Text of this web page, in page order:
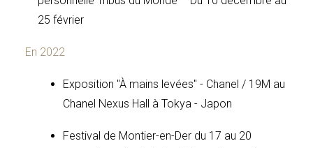
25 février
En 2022
Exposition "À mains levées" - Chanel / 19M au
Chanel Nexus Hall à Tokya - Japon
Festival de Montier-en-Der du 17 au 20